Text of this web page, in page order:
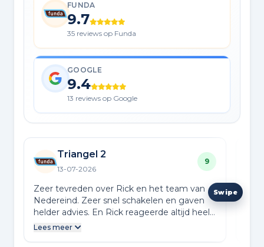
FUNDA
9.7
35 reviews op Funda
GOOGLE
9.4
13 reviews op Google
Triangel 2
13-07-2026
9
Zeer tevreden over Rick en het team van
Nedereind. Zeer snel schakelen en gaven
helder advies. En Rick reageerde altijd heel
snel op onze vragen. Wij kijken tevreden
Lees meer